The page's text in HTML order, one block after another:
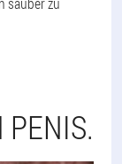
PENIS.